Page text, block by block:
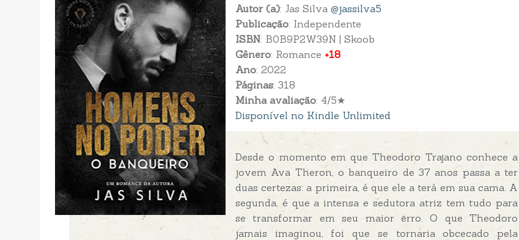
Autor (a): Jas Silva @jassilva5
Publicação: Independente
ISBN: B0B9P2W39N | Skoob
Gênero: Romance +18
Ano: 2022
Páginas: 318
Minha avaliação: 4/5★
Disponível no Kindle Unlimited
Desde o momento em que Theodoro Trajano conhece a
jovem Ava Theron, o banqueiro de 37 anos passa a ter
duas certezas: a primeira, é que ele a terá em sua cama. A
segunda, é que a intensa e sedutora atriz tem tudo para
se transformar em seu maior erro. O que Theodoro
jamais imaginou, foi que se tornaria obcecado pela